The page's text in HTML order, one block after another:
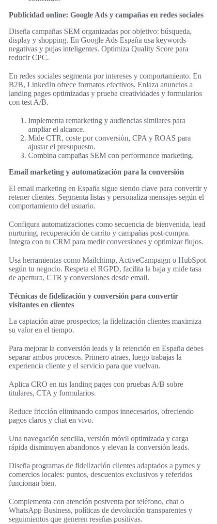
Publicidad online: Google Ads y campañas en redes sociales
Diseña campañas SEM organizadas por objetivo: búsqueda,
display y shopping. En Google Ads España usa keywords
negativas y pujas inteligentes. Optimiza Quality Score para
reducir CPC.
En redes sociales segmenta por intereses y comportamiento. En
B2B, LinkedIn ofrece formatos efectivos. Enlaza anuncios a
landing pages optimizadas y prueba creatividades y formularios
con test A/B.
Implementa remarketing y audiencias similares para
ampliar el alcance.
Mide CTR, coste por conversión, CPA y ROAS para
ajustar el presupuesto.
Combina campañas SEM con performance marketing.
Email marketing y automatización para la conversión
El email marketing en España sigue siendo clave para convertir y
retener clientes. Segmenta listas y personaliza mensajes según el
comportamiento del usuario.
Configura automatizaciones como secuencia de bienvenida, lead
nurturing, recuperación de carrito y campañas post-compra.
Integra con tu CRM para medir conversiones y optimizar flujos.
Usa herramientas como Mailchimp, ActiveCampaign o HubSpot
según tu negocio. Respeta el RGPD, facilita la baja y mide tasa
de apertura, CTR y conversiones desde email.
Técnicas de fidelización y conversión para convertir
visitantes en clientes
La captación atrae prospectos; la fidelización clientes maximiza
su valor en el tiempo.
Para mejorar la conversión leads y la retención en España debes
separar ambos procesos. Primero atraes, luego trabajas la
experiencia cliente y el servicio para que vuelvan.
Aplica CRO en tus landing pages con pruebas A/B sobre
titulares, CTA y formularios.
Reduce fricción eliminando campos innecesarios, ofreciendo
pagos claros y chat en vivo.
Una navegación sencilla, versión móvil optimizada y carga
rápida disminuyen abandonos y elevan la conversión leads.
Diseña programas de fidelización clientes adaptados a pymes y
comercios locales: puntos, descuentos exclusivos y referidos
funcionan bien.
Complementa con atención postventa por teléfono, chat o
WhatsApp Business, políticas de devolución transparentes y
seguimientos que generen reseñas positivas.